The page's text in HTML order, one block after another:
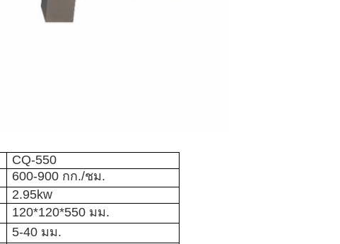
CQ-550
600-900 กก./ชม.
2.95kw
120*120*550 มม.
5-40 มม.